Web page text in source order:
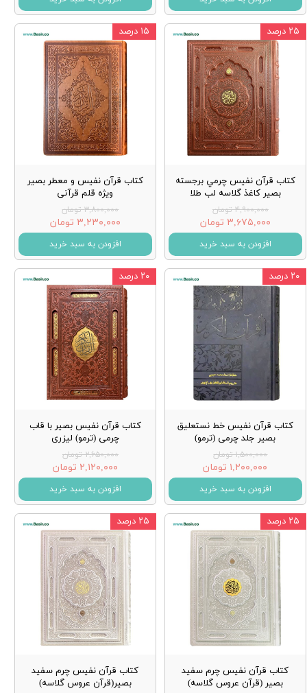
کتاب قرآن نفيس چرمي برجسته
بصير كاغذ گلاسه لب طلا
۴,۹۰۰,۰۰۰ تومان
۳,۶۷۵,۰۰۰ تومان
افزودن به سبد خرید
۲۵ درصد
کتاب قرآن نفیس و معطر بصیر
ویژه قلم قرآنی
۳,۸۰۰,۰۰۰ تومان
۳,۲۳۰,۰۰۰ تومان
افزودن به سبد خرید
۱۵ درصد
کتاب قرآن نفیس خط نستعلیق
بصیر جلد چرمی (ترمو)
۱,۵۰۰,۰۰۰ تومان
۱,۲۰۰,۰۰۰ تومان
افزودن به سبد خرید
۲۰ درصد
کتاب قرآن نفیس بصیر با قاب
چرمی (ترمو) لیزری
۲,۶۵۰,۰۰۰ تومان
۲,۱۲۰,۰۰۰ تومان
افزودن به سبد خرید
۲۰ درصد
كتاب قرآن نفيس چرم سفيد
بصير (قرآن عروس گلاسه)
۲۵ درصد
كتاب قرآن نفيس چرم سفيد
بصير(قرآن عروس گلاسه)
۲۵ درصد